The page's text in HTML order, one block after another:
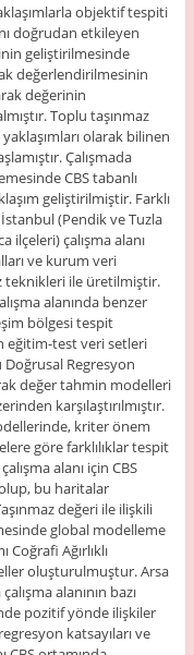
objektif tespiti
doğrudan etkileyen
geliştirilmesinde
değerlendirilmesinin
değerinin
Toplu taşınmaz
olarak bilinen
Çalışmada
CBS tabanlı
geliştirilmiştir. Farklı
(Pendik ve Tuzla
ilçeleri) çalışma alanı
ve kurum veri
teknikleri ile üretilmiştir.
alanında benzer
bölgesi tespit
eğitim-test veri setleri
Regresyon
değer tahmin modelleri
karşılaştırılmıştır.
kriter önem
göre farklılıklar tespit
alanı için CBS
bu haritalar
değeri ile ilişkili
global modelleme
Coğrafi Ağırlıklı
oluşturulmuştur. Arsa
alanının bazı
pozitif yönde ilişkiler
katsayıları ve